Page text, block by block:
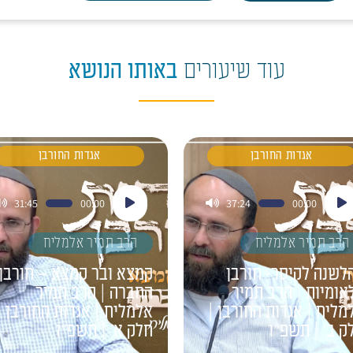
עוד שיעורים באותו הנושא
אגדות החורבן
00:00
37:24
הרב תמיר אלמליח
לקיסר- חורבן
| הרב תמיר
| אגדות החורבן |
ב' | תשפ"ו
אגדות החורבן
נגן
אודיו
00:00
31:45
הרב תמיר אלמליח
קמצא ובר קמצא –
החברה | הרב תמיר
אלמליח | אגדות
חלק א' | תשפ"ו